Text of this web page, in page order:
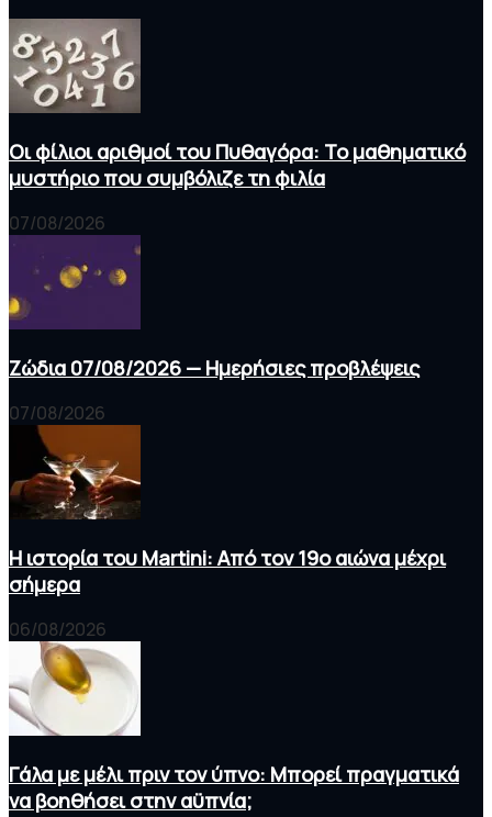
Οι φίλιοι αριθμοί του Πυθαγόρα: Το μαθηματικό
μυστήριο που συμβόλιζε τη φιλία
07/08/2026
Ζώδια 07/08/2026 — Ημερήσιες προβλέψεις
07/08/2026
Η ιστορία του Martini: Από τον 19ο αιώνα μέχρι
σήμερα
06/08/2026
Γάλα με μέλι πριν τον ύπνο: Μπορεί πραγματικά
να βοηθήσει στην αϋπνία;